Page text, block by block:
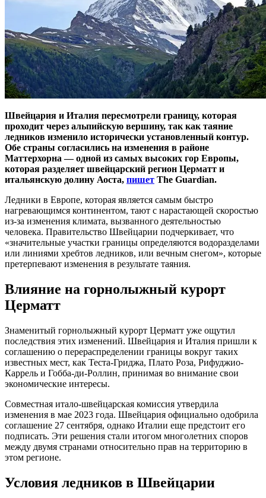
Швейцария и Италия пересмотрели границу, которая
проходит через альпийскую вершину, так как таяние
ледников изменило исторически установленный контур.
Обе страны согласились на изменения в районе
Маттерхорна — одной из самых высоких гор Европы,
которая разделяет швейцарский регион Церматт и
итальянскую долину Аоста, пишет The Guardian.
Ледники в Европе, которая является самым быстро
нагревающимся континентом, тают с нарастающей скоростью
из-за изменения климата, вызванного деятельностью
человека. Правительство Швейцарии подчеркивает, что
«значительные участки границы определяются водоразделами
или линиями хребтов ледников, или вечным снегом», которые
претерпевают изменения в результате таяния.
Влияние на горнолыжный курорт
Церматт
Знаменитый горнолыжный курорт Церматт уже ощутил
последствия этих изменений. Швейцария и Италия пришли к
соглашению о перераспределении границы вокруг таких
известных мест, как Теста-Гриджа, Плато Роза, Рифуджио-
Каррель и Гобба-ди-Роллин, принимая во внимание свои
экономические интересы.
Совместная итало-швейцарская комиссия утвердила
изменения в мае 2023 года. Швейцария официально одобрила
соглашение 27 сентября, однако Италии еще предстоит его
подписать. Эти решения стали итогом многолетних споров
между двумя странами относительно прав на территорию в
этом регионе.
Условия ледников в Швейцарии